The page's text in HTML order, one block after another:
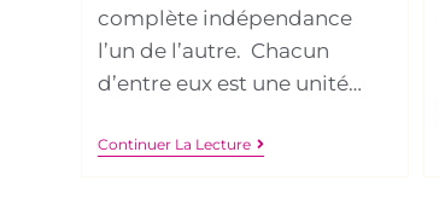
complète indépendance
l’un de l’autre. Chacun
d’entre eux est une unité…
Continuer La Lecture